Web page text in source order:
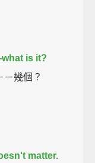
is it?
幾個？
matter.